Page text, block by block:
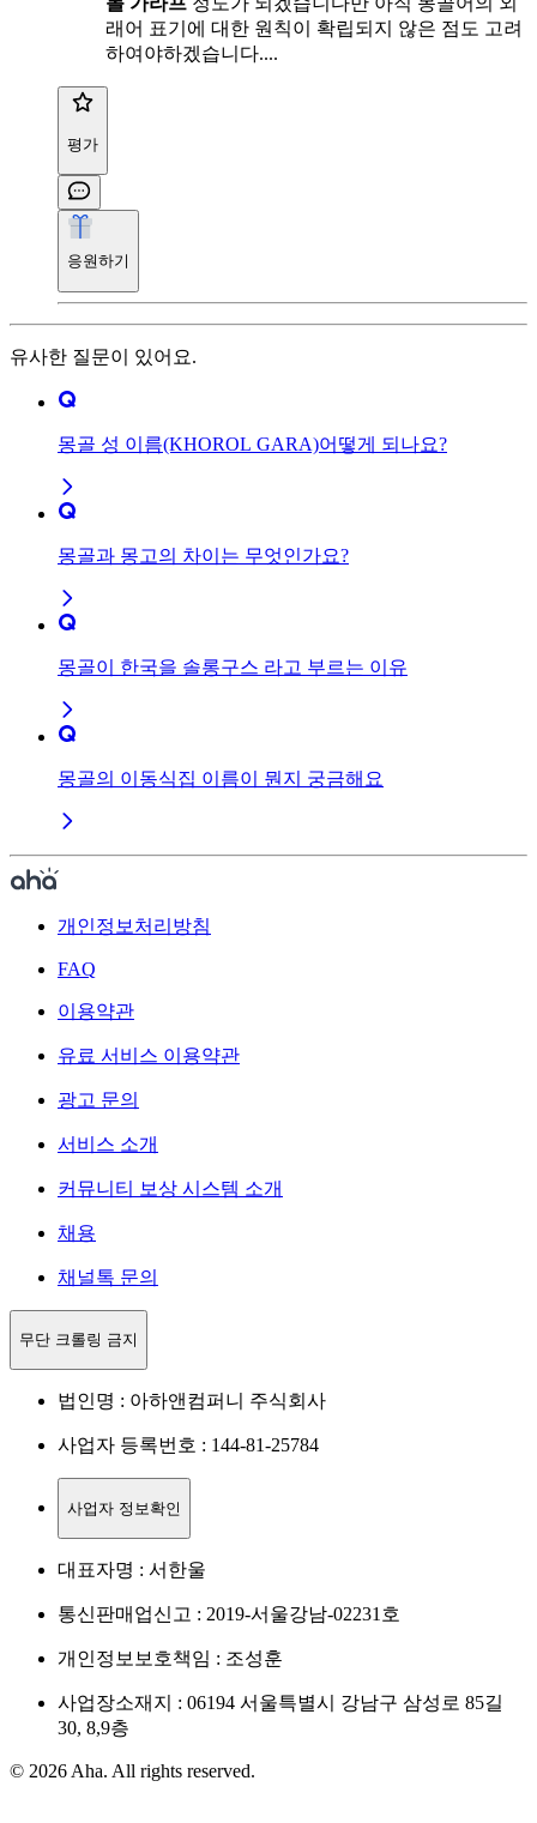
래어 표기에 대한 원칙이 확립되지 않은 점도 고려
하여야하겠습니다....
평가
응원하기
유사한 질문이 있어요.
몽골 성 이름(KHOROL GARA)어떻게 되나요?
몽골과 몽고의 차이는 무엇인가요?
몽골이 한국을 솔롱구스 라고 부르는 이유
몽골의 이동식집 이름이 뭔지 궁금해요
개인정보처리방침
FAQ
이용약관
유료 서비스 이용약관
광고 문의
서비스 소개
커뮤니티 보상 시스템 소개
채용
채널톡 문의
무단 크롤링 금지
법인명 : 아하앤컴퍼니 주식회사
사업자 등록번호 : 144-81-25784
사업자 정보확인
대표자명 : 서한울
통신판매업신고 : 2019-서울강남-02231호
개인정보보호책임 : 조성훈
사업장소재지 : 06194 서울특별시 강남구 삼성로 85길
30, 8,9층
© 2026 Aha. All rights reserved.